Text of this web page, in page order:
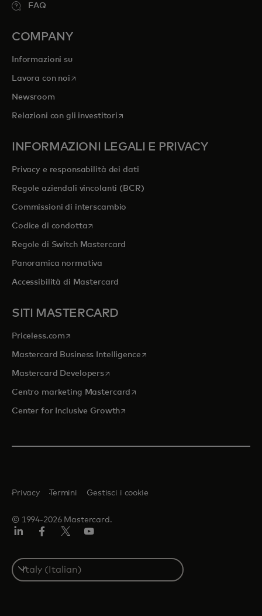
FAQ
COMPANY
Informazioni su
Lavora con noi si apre in una nuova scheda
Newsroom
Relazioni con gli investitorisi apre in una nuova scheda
INFORMAZIONI LEGALI E PRIVACY
Privacy e responsabilità dei dati
Regole aziendali vincolanti (BCR)
Commissioni di interscambio
Codice di condottasi apre in una nuova scheda
Regole di Switch Mastercard
Panoramica normativa
Accessibilità di Mastercard
SITI MASTERCARD
Priceless.com si apre in una nuova scheda
Mastercard Business Intelligencesi apre in una nuova scheda
Mastercard Developerssi apre in una nuova scheda
Centro marketing Mastercard si apre in una nuova scheda
Center for Inclusive Growthsi apre in una nuova scheda
© 1994-2026 Mastercard.
Privacy Termini Gestisci i cookie
Select
a
country